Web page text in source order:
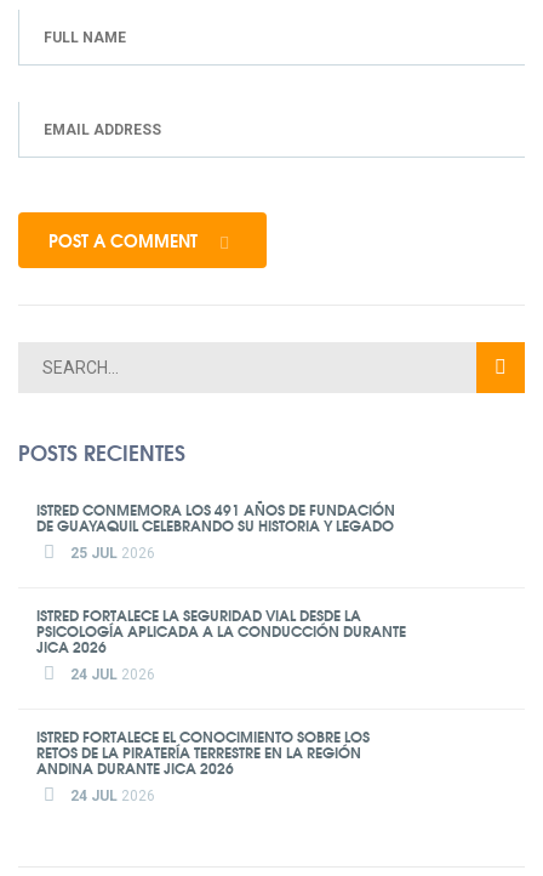
POST A COMMENT
POSTS RECIENTES
ISTRED CONMEMORA LOS 491 AÑOS DE FUNDACIÓN
DE GUAYAQUIL CELEBRANDO SU HISTORIA Y LEGADO
25 JUL 2026
ISTRED FORTALECE LA SEGURIDAD VIAL DESDE LA
PSICOLOGÍA APLICADA A LA CONDUCCIÓN DURANTE
JICA 2026
24 JUL 2026
ISTRED FORTALECE EL CONOCIMIENTO SOBRE LOS
RETOS DE LA PIRATERÍA TERRESTRE EN LA REGIÓN
ANDINA DURANTE JICA 2026
24 JUL 2026